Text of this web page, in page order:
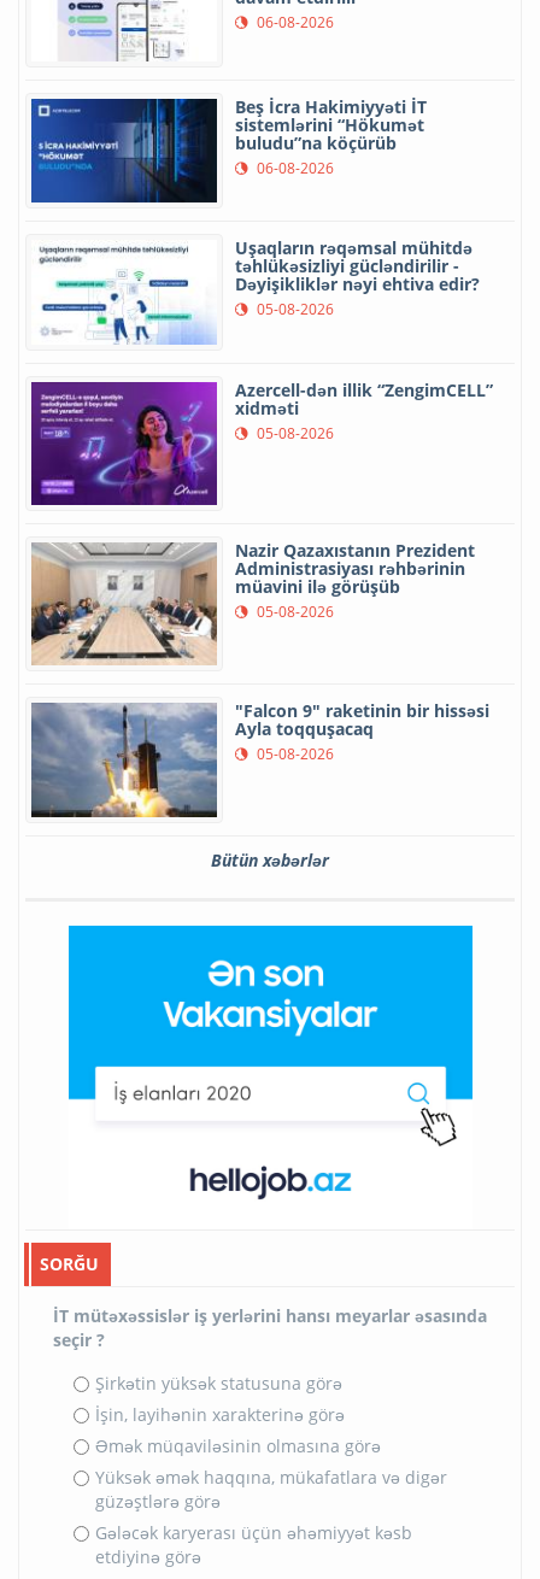
06-08-2026
Beş İcra Hakimiyyəti İT
sistemlərini “Hökumət
buludu”na köçürüb
06-08-2026
Uşaqların rəqəmsal mühitdə
təhlükəsizliyi gücləndirilir -
Dəyişikliklər nəyi ehtiva edir?
05-08-2026
Azercell-dən illik “ZengimCELL”
xidməti
05-08-2026
Nazir Qazaxıstanın Prezident
Administrasiyası rəhbərinin
müavini ilə görüşüb
05-08-2026
"Falcon 9" raketinin bir hissəsi
Ayla toqquşacaq
05-08-2026
Bütün xəbərlər
SORĞU
İT mütəxəssislər iş yerlərini hansı meyarlar əsasında
seçir ?
Şirkətin yüksək statusuna görə
İşin, layihənin xarakterinə görə
Əmək müqaviləsinin olmasına görə
Yüksək əmək haqqına, mükafatlara və digər
güzəştlərə görə
Gələcək karyerası üçün əhəmiyyət kəsb
etdiyinə görə